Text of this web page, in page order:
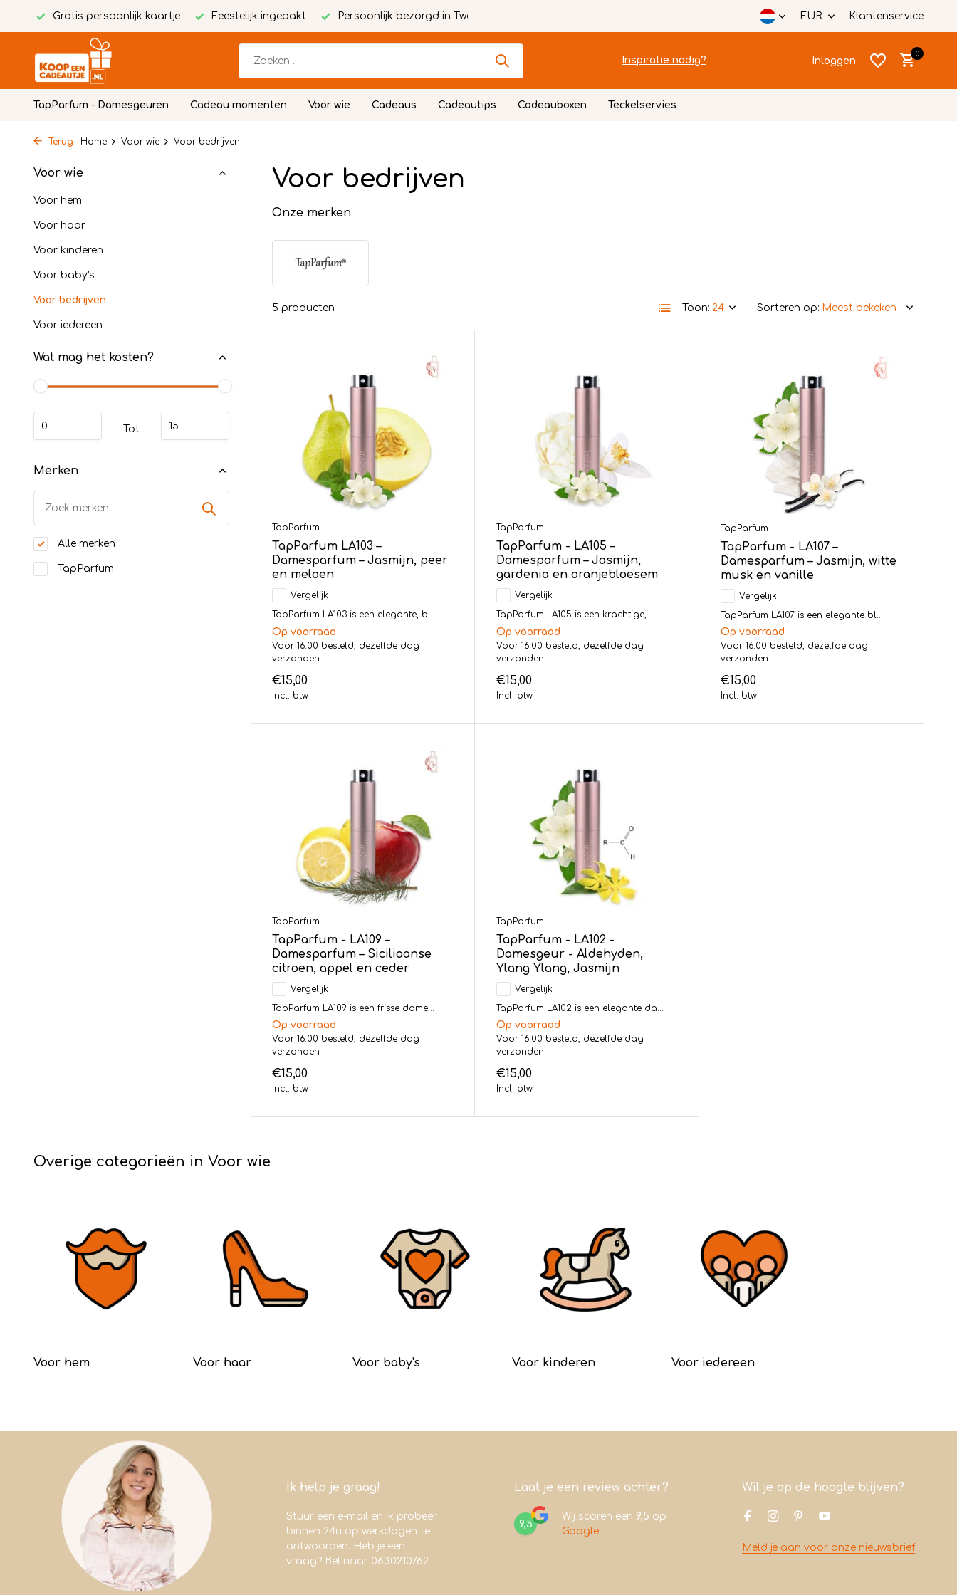
Gratis persoonlijk kaartje Feestelijk ingepakt Persoonlijk bezorgd in Twente EUR Klantenservice
Inspiratie nodig? Inloggen
0
TapParfum - Damesgeuren Cadeau momenten Voor wie Cadeaus Cadeautips Cadeauboxen Teckelservies
Terug Home Voor wie Voor bedrijven
Voor wie
Voor hem
Voor haar
Voor kinderen
Voor baby's
Voor bedrijven
Voor iedereen
Wat mag het kosten?
Tot
Merken
Alle merken
TapParfum
Voor bedrijven
Onze merken
5 producten Toon: Sorteren op:
TapParfum
TapParfum LA103 –
Damesparfum – Jasmijn, peer
en meloen
Vergelijk
TapParfum LA103 is een elegante, b...
Op voorraad
Voor 16:00 besteld, dezelfde dag
verzonden
€15,00
Incl. btw
TapParfum
TapParfum - LA105 –
Damesparfum – Jasmijn,
gardenia en oranjebloesem
Vergelijk
TapParfum LA105 is een krachtige, ...
Op voorraad
Voor 16:00 besteld, dezelfde dag
verzonden
€15,00
Incl. btw
TapParfum
TapParfum - LA107 –
Damesparfum – Jasmijn, witte
musk en vanille
Vergelijk
TapParfum LA107 is een elegante bl...
Op voorraad
Voor 16:00 besteld, dezelfde dag
verzonden
€15,00
Incl. btw
TapParfum
TapParfum - LA109 –
Damesparfum – Siciliaanse
citroen, appel en ceder
Vergelijk
TapParfum LA109 is een frisse dame...
Op voorraad
Voor 16:00 besteld, dezelfde dag
verzonden
€15,00
Incl. btw
TapParfum
TapParfum - LA102 -
Damesgeur - Aldehyden,
Ylang Ylang, Jasmijn
Vergelijk
TapParfum LA102 is een elegante da...
Op voorraad
Voor 16:00 besteld, dezelfde dag
verzonden
€15,00
Incl. btw
Overige categorieën in Voor wie
Voor hem Voor haar Voor baby's Voor kinderen Voor iedereen
Ik help je graag!
Stuur een e-mail en ik probeer
binnen 24u op werkdagen te
antwoorden. Heb je een
vraag? Bel naar 0630210762
Laat je een review achter?
9,5
Wij scoren een 9,5 op
Google
Wil je op de hoogte blijven?
Meld je aan voor onze nieuwsbrief